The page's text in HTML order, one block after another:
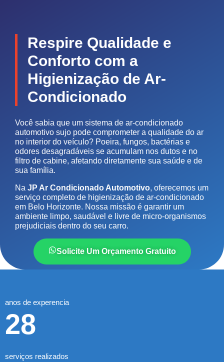
Respire Qualidade e
Conforto com a
Higienização de Ar-
Condicionado
Você sabia que um sistema de ar-condicionado
automotivo sujo pode comprometer a qualidade do ar
no interior do veículo? Poeira, fungos, bactérias e
odores desagradáveis se acumulam nos dutos e no
filtro de cabine, afetando diretamente sua saúde e de
sua família.
Na JP Ar Condicionado Automotivo, oferecemos um
serviço completo de higienização de ar-condicionado
em Belo Horizonte. Nossa missão é garantir um
ambiente limpo, saudável e livre de micro-organismos
prejudiciais dentro do seu carro.
Solicite Um Orçamento Gratuito
anos de experencia
28
serviços realizados